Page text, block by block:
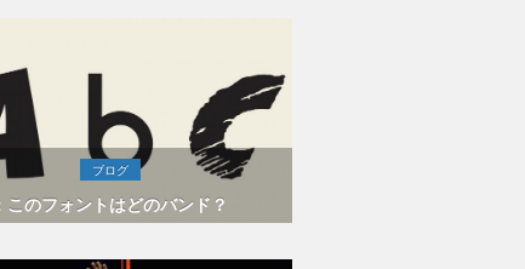
ブログ
このフォントはどのバンド？